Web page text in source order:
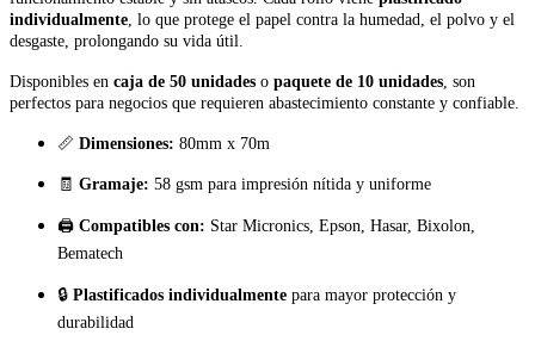
individualmente , lo que protege el papel contra la humedad, el polvo y el
desgaste, prolongando su vida útil.
Disponibles en caja de 50 unidades o paquete de 10 unidades , son
perfectos para negocios que requieren abastecimiento constante y confiable.
📏 Dimensiones: 80mm x 70m
🧾 Gramaje: 58 gsm para impresión nítida y uniforme
🖨️ Compatibles con: Star Micronics, Epson, Hasar, Bixolon,
Bematech
🔒 Plastificados individualmente para mayor protección y
durabilidad